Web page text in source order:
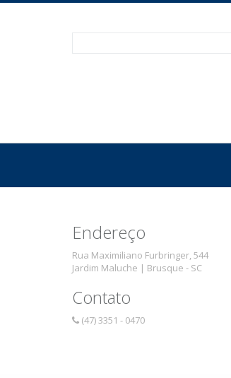
Endereço
Rua Maximiliano Furbringer, 544
Jardim Maluche | Brusque - SC
Contato
(47) 3351 - 0470